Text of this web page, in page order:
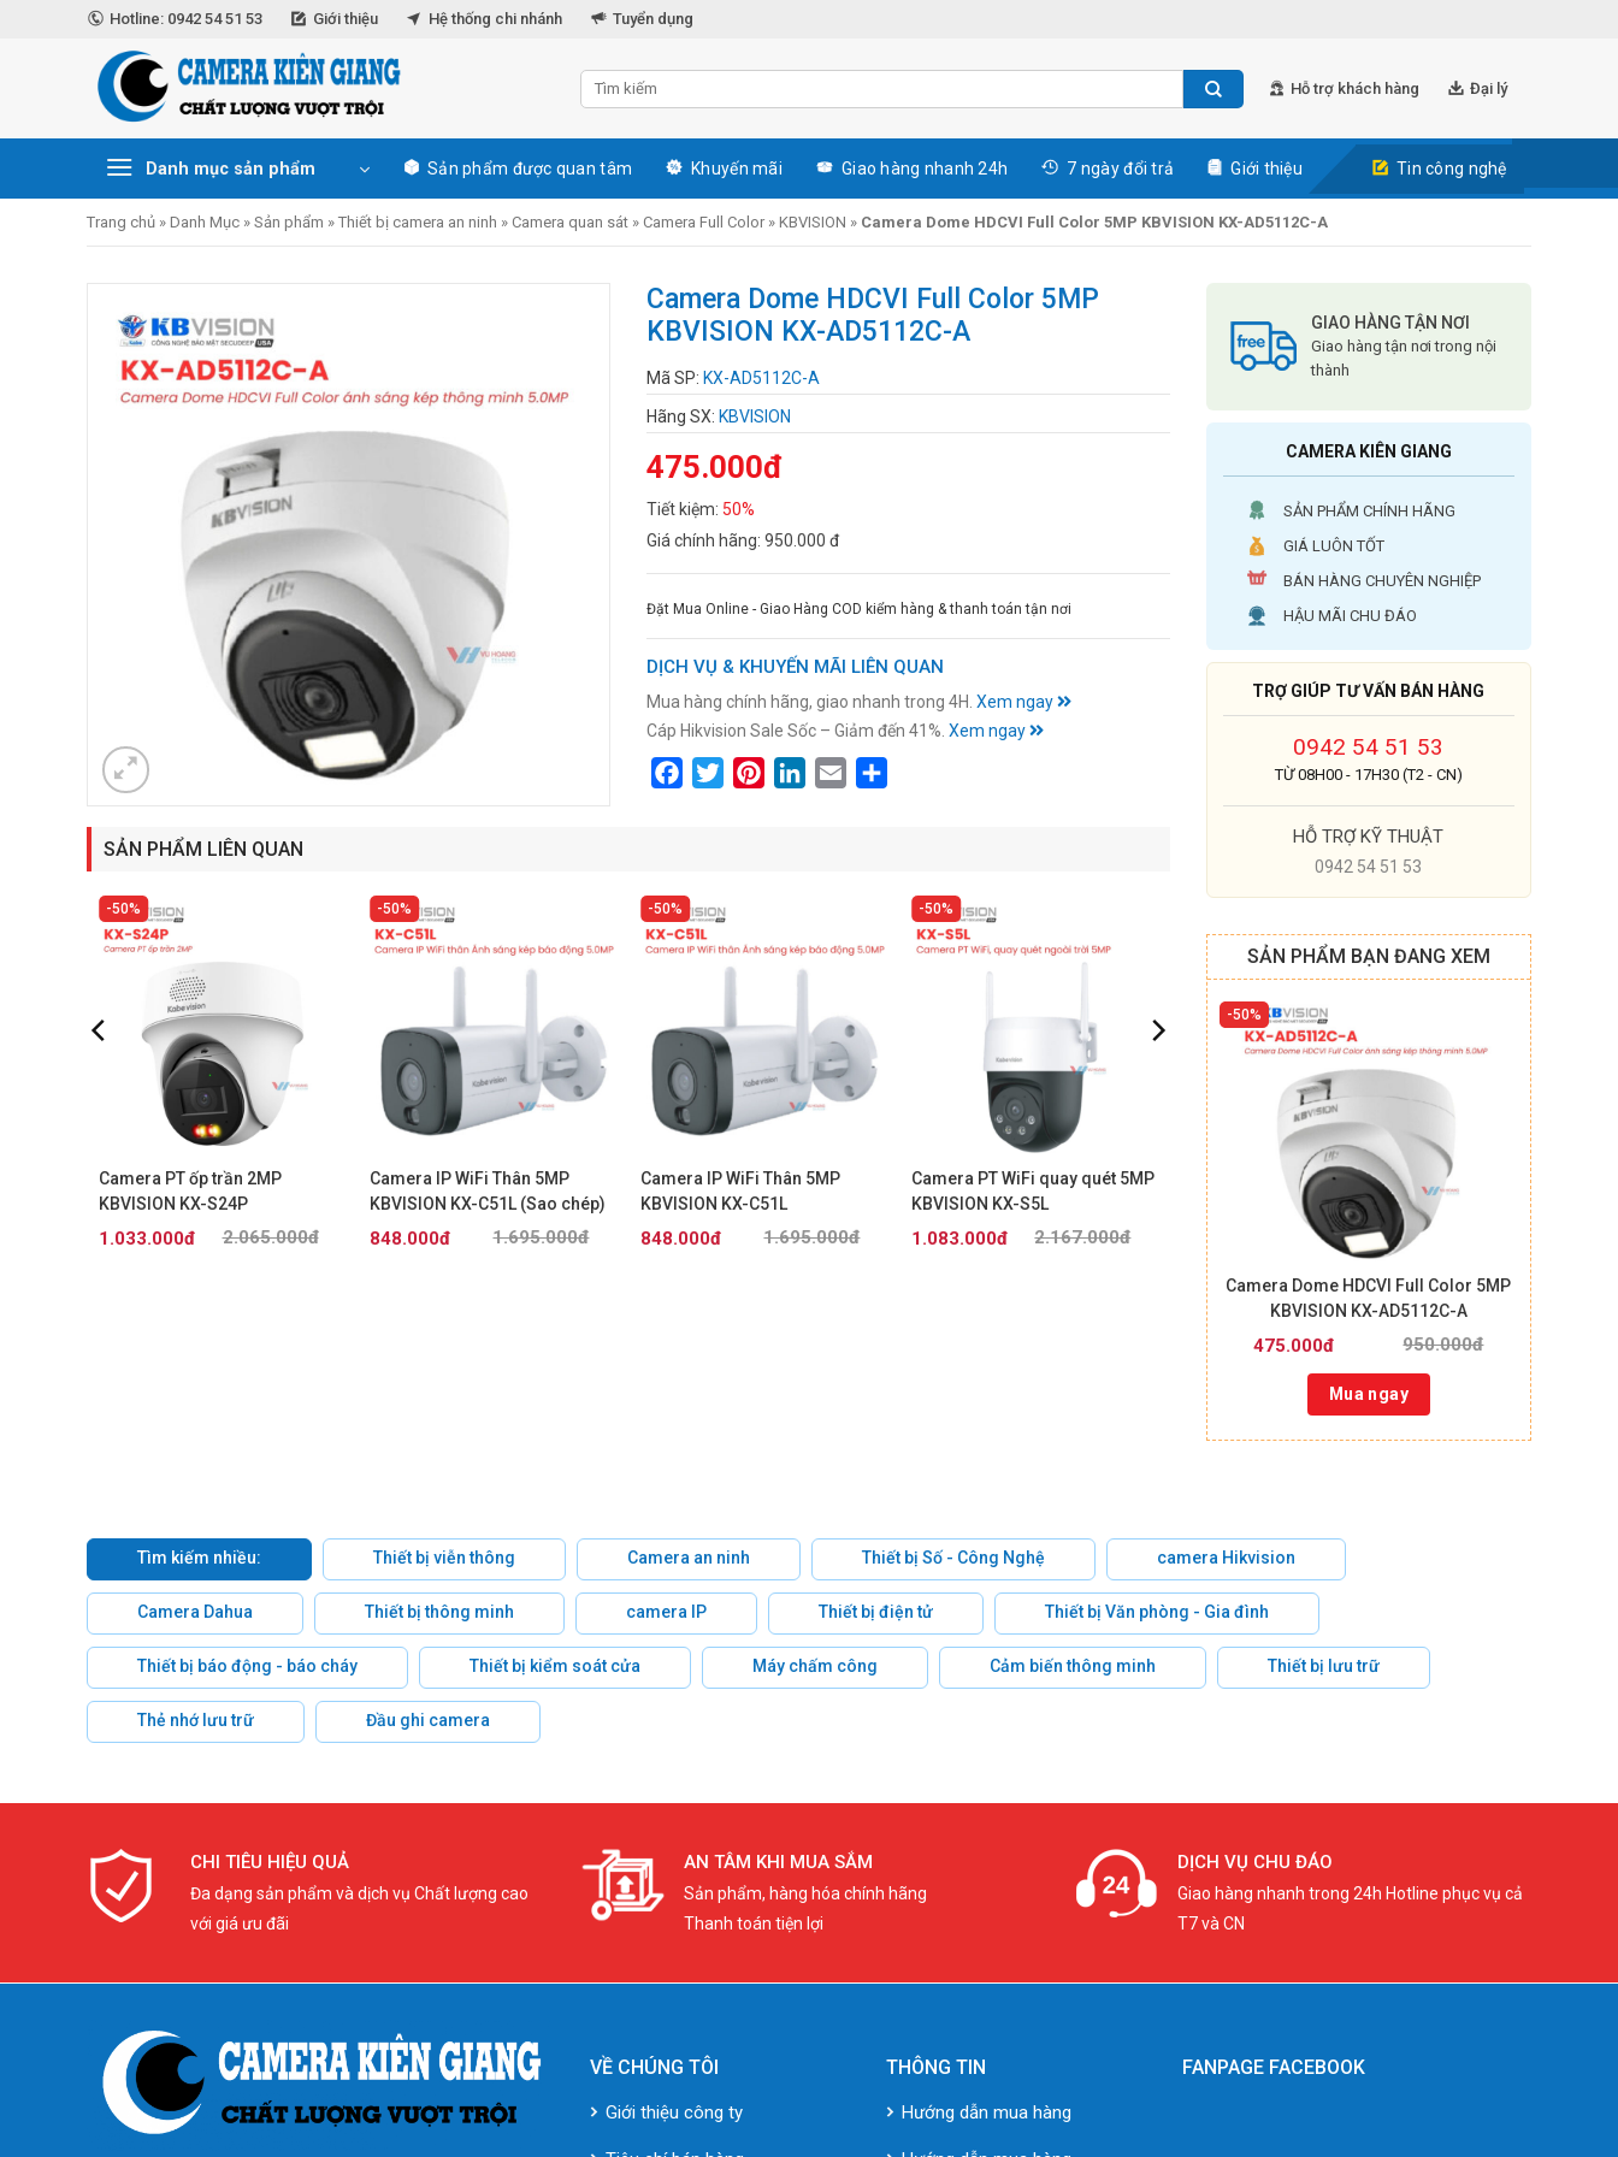
Hotline: 0942 54 51 53 Giới thiệu Hệ thống chi nhánh Tuyển dụng
Hỗ trợ khách hàng Đại lý
Danh mục sản phẩm Sản phẩm được quan tâm Khuyến mãi Giao hàng nhanh 24h 7 ngày đổi trả Giới thiệu Tin công nghệ
Trang chủ » Danh Mục » Sản phẩm » Thiết bị camera an ninh » Camera quan sát » Camera Full Color » KBVISION » Camera Dome HDCVI Full Color 5MP KBVISION KX-AD5112C-A
GIAO HÀNG TẬN NƠI
Giao hàng tận nơi trong nội
thành
CAMERA KIÊN GIANG
SẢN PHẨM CHÍNH HÃNG
GIÁ LUÔN TỐT
BÁN HÀNG CHUYÊN NGHIỆP
HẬU MÃI CHU ĐÁO
TRỢ GIÚP TƯ VẤN BÁN HÀNG
0942 54 51 53
TỪ 08H00 - 17H30 (T2 - CN)
HỖ TRỢ KỸ THUẬT
0942 54 51 53
SẢN PHẨM BẠN ĐANG XEM
50%
Camera Dome HDCVI Full Color 5MP
KBVISION KX-AD5112C-A
950.000đ
475.000đ
Mua ngay
Camera Dome HDCVI Full Color 5MP
KBVISION KX-AD5112C-A
Mã SP: KX-AD5112C-A
Hãng SX: KBVISION
475.000đ
Tiết kiệm: 50%
Giá chính hãng: 950.000 đ
Đặt Mua Online - Giao Hàng COD kiểm hàng & thanh toán tận nơi
DỊCH VỤ & KHUYẾN MÃI LIÊN QUAN
Mua hàng chính hãng, giao nhanh trong 4H. Xem ngay
Cáp Hikvision Sale Sốc – Giảm đến 41%. Xem ngay
FacebookTwitterPinterestLinkedIn
Email
SẢN PHẨM LIÊN QUAN
50%
Camera PT ốp trần 2MP
KBVISION KX-S24P
2.065.000đ
1.033.000đ
50%
Camera IP WiFi Thân 5MP
KBVISION KX-C51L (Sao chép)
1.695.000đ
848.000đ
50%
Camera IP WiFi Thân 5MP
KBVISION KX-C51L
1.695.000đ
848.000đ
50%
Camera PT WiFi quay quét 5MP
KBVISION KX-S5L
2.167.000đ
1.083.000đ
Tìm kiếm nhiều: Thiết bị viễn thông Camera an ninh Thiết bị Số - Công Nghệ camera Hikvision
Camera Dahua Thiết bị thông minh camera IP Thiết bị điện tử Thiết bị Văn phòng - Gia đình
Thiết bị báo động - báo cháy Thiết bị kiểm soát cửa Máy chấm công Cảm biến thông minh Thiết bị lưu trữ
Thẻ nhớ lưu trữ Đầu ghi camera
CHI TIÊU HIỆU QUẢ
Đa dạng sản phẩm và dịch vụ Chất lượng cao
với giá ưu đãi
AN TÂM KHI MUA SẮM
Sản phẩm, hàng hóa chính hãng
Thanh toán tiện lợi
DỊCH VỤ CHU ĐÁO
Giao hàng nhanh trong 24h Hotline phục vụ cả
T7 và CN
VỀ CHÚNG TÔI
Giới thiệu công ty
THÔNG TIN
Hướng dẫn mua hàng
FANPAGE FACEBOOK